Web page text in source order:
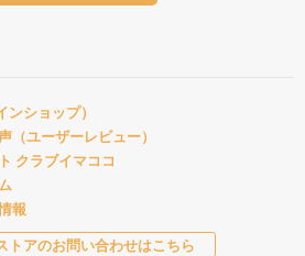
ショップ）
（ユーザーレビュー）
クラブイマココ
報
トアのお問い合わせはこちら